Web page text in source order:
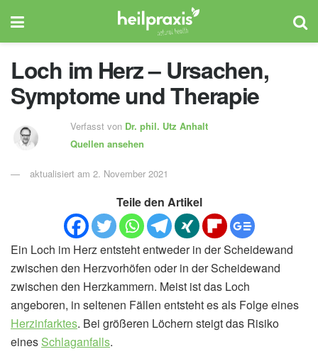
Loch im Herz – Ursachen,
Symptome und Therapie
Verfasst von Dr. phil. Utz Anhalt
Quellen ansehen
aktualisiert am 2. November 2021
Teile den Artikel
Ein Loch im Herz entsteht entweder in der Scheidewand
zwischen den Herzvorhöfen oder in der Scheidewand
zwischen den Herzkammern. Meist ist das Loch
angeboren, in seltenen Fällen entsteht es als Folge eines
Herzinfarktes. Bei größeren Löchern steigt das Risiko
eines Schlaganfalls.